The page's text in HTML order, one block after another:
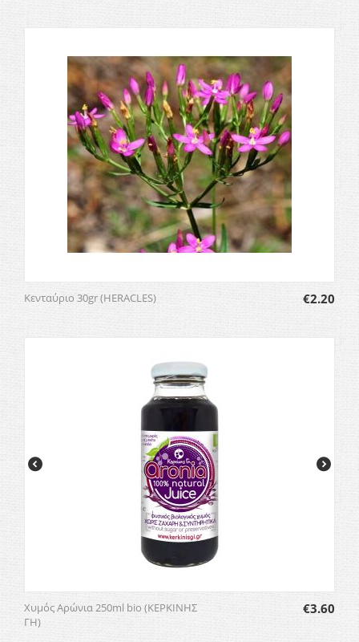
Κενταύριο 30gr (HERACLES) €2.20
Χυμός Αρώνια 250ml bio (ΚΕΡΚΙΝΗΣ
ΓΗ)
€3.60